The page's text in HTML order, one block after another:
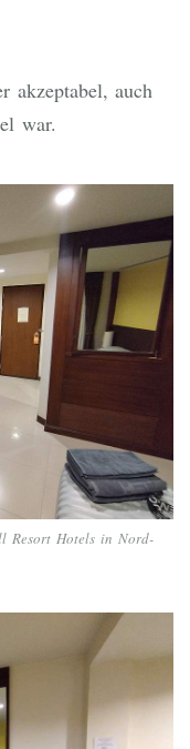
akzeptabel, auch
war.
Resort Hotels in Nord-